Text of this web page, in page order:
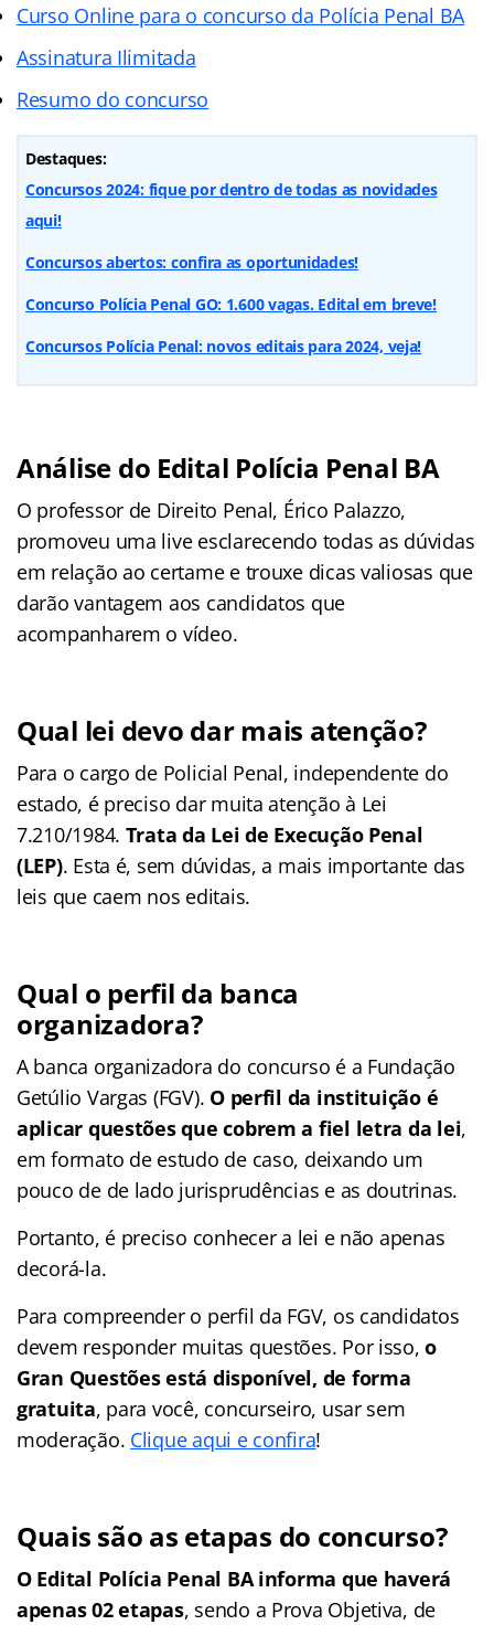
Curso Online para o concurso da Polícia Penal BA
Assinatura Ilimitada
Resumo do concurso
Destaques:
Concursos 2024: fique por dentro de todas as novidades
aqui!
Concursos abertos: confira as oportunidades!
Concurso Polícia Penal GO: 1.600 vagas. Edital em breve!
Concursos Polícia Penal: novos editais para 2024, veja!
Análise do Edital Polícia Penal BA
O professor de Direito Penal, Érico Palazzo,
promoveu uma live esclarecendo todas as dúvidas
em relação ao certame e trouxe dicas valiosas que
darão vantagem aos candidatos que
acompanharem o vídeo.
Qual lei devo dar mais atenção?
Para o cargo de Policial Penal, independente do
estado, é preciso dar muita atenção à Lei
7.210/1984. Trata da Lei de Execução Penal
(LEP). Esta é, sem dúvidas, a mais importante das
leis que caem nos editais.
Qual o perfil da banca
organizadora?
A banca organizadora do concurso é a Fundação
Getúlio Vargas (FGV). O perfil da instituição é
aplicar questões que cobrem a fiel letra da lei,
em formato de estudo de caso, deixando um
pouco de de lado jurisprudências e as doutrinas.
Portanto, é preciso conhecer a lei e não apenas
decorá-la.
Para compreender o perfil da FGV, os candidatos
devem responder muitas questões. Por isso,o
Gran Questões está disponível, de forma
gratuita, para você, concurseiro, usar sem
moderação. Clique aqui e confira!
Quais são as etapas do concurso?
O Edital Polícia Penal BA informa que haverá
apenas 02 etapas, sendo a Prova Objetiva, de